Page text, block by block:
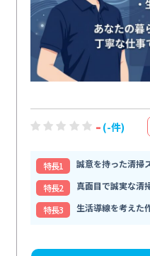
- (-件)
特⻑1
誠意を持った清掃
特⻑2
真面目で誠実な清
特⻑3
生活導線を考えた